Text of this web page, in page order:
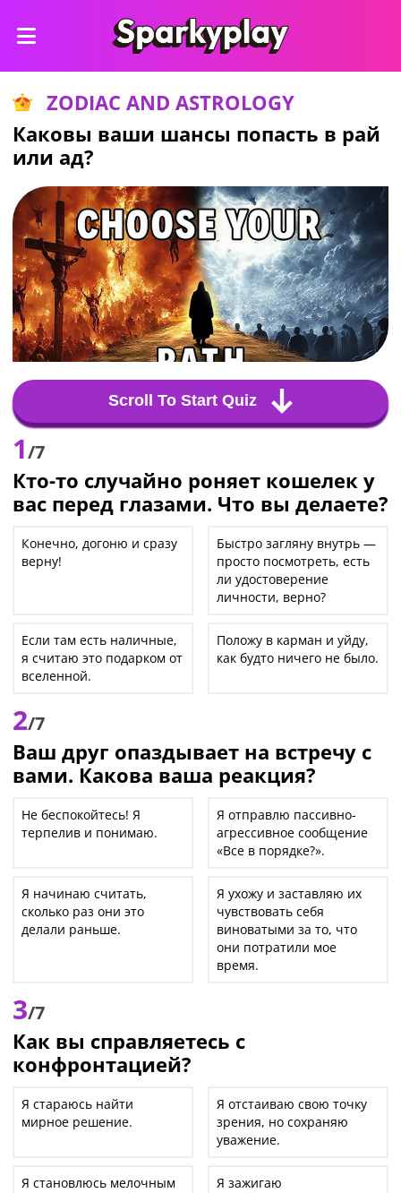
ZODIAC AND ASTROLOGY
Каковы ваши шансы попасть в рай
или ад?
Scroll To Start Quiz
1/7
Кто-то случайно роняет кошелек у
вас перед глазами. Что вы делаете?
Конечно, догоню и сразу
верну!
Быстро загляну внутрь —
просто посмотреть, есть
ли удостоверение
личности, верно?
Если там есть наличные,
я считаю это подарком от
вселенной.
Положу в карман и уйду,
как будто ничего не было.
2/7
Ваш друг опаздывает на встречу с
вами. Какова ваша реакция?
Не беспокойтесь! Я
терпелив и понимаю.
Я отправлю пассивно-
агрессивное сообщение
«Все в порядке?».
Я начинаю считать,
сколько раз они это
делали раньше.
Я ухожу и заставляю их
чувствовать себя
виноватыми за то, что
они потратили мое
время.
3/7
Как вы справляетесь с
конфронтацией?
Я стараюсь найти
мирное решение.
Я отстаиваю свою точку
зрения, но сохраняю
уважение.
Я становлюсь мелочным
Я зажигаю